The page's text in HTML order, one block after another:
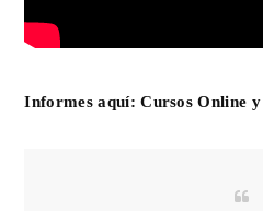
Informes aquí:Cursos Online y